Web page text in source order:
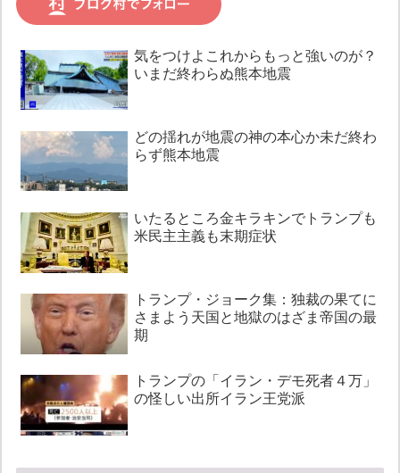
気をつけよこれからもっと強いのが？
いまだ終わらぬ熊本地震
どの揺れが地震の神の本心か未だ終わ
らず熊本地震
いたるところ金キラキンでトランプも
米民主主義も末期症状
トランプ・ジョーク集：独裁の果てに
さまよう天国と地獄のはざま帝国の最
期
トランプの「イラン・デモ死者４万」
の怪しい出所イラン王党派